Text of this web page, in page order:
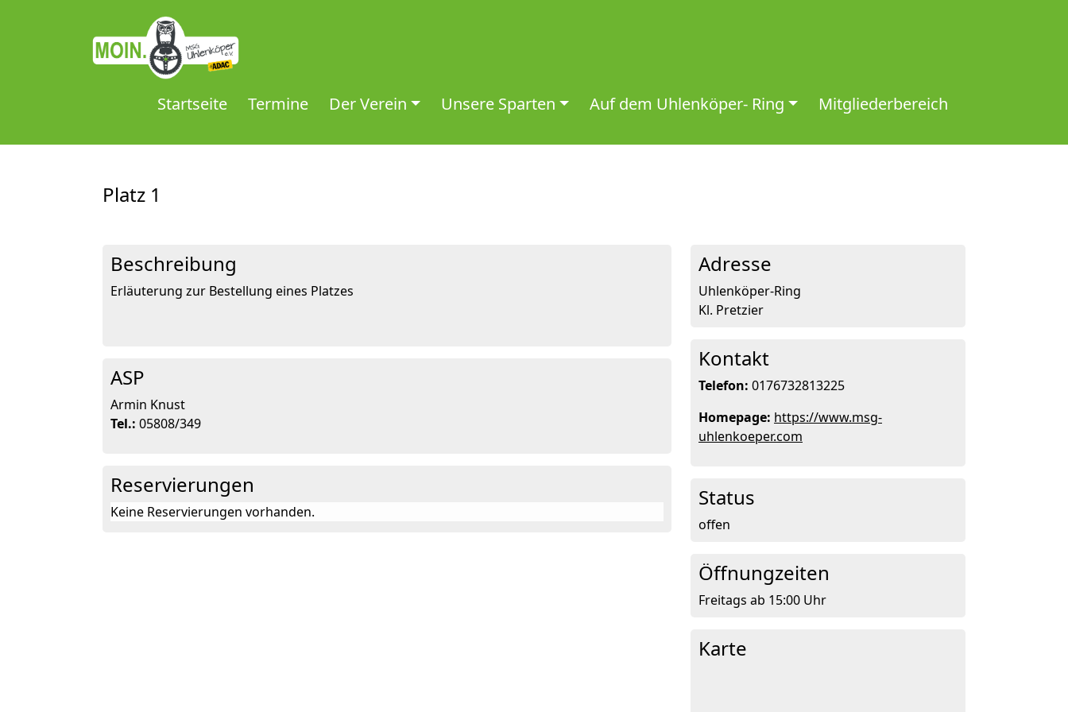
Startseite Termine Der Verein Unsere Sparten Auf dem Uhlenköper- Ring Mitgliederbereich
Platz 1
Beschreibung
Erläuterung zur Bestellung eines Platzes
ASP
Armin Knust
Tel.: 05808/349
Reservierungen
Keine Reservierungen vorhanden.
Adresse
Uhlenköper-Ring
Kl. Pretzier
Kontakt
Telefon: 0176732813225
Homepage: https://www.msg-
uhlenkoeper.com
Status
offen
Öffnungzeiten
Freitags ab 15:00 Uhr
Karte